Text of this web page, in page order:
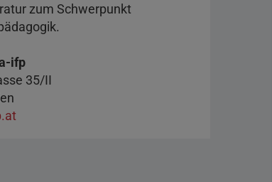
zum Schwerpunkt
ifp
35/II